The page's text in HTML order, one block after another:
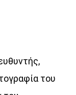
του